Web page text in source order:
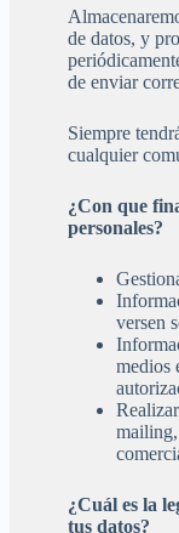
de datos, y
de enviar
Siempre
cualquier
¿Con que
personales?
versen
medios
mailing,
¿Cuál es la
tus datos?